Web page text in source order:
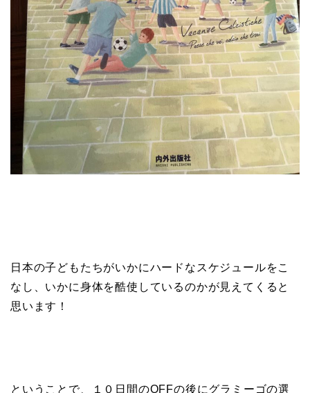
日本の子どもたちがいかにハードなスケジュールをこ
なし、いかに身体を酷使しているのかが見えてくると
思います！
ということで、１０日間のOFFの後にグラミーゴの選